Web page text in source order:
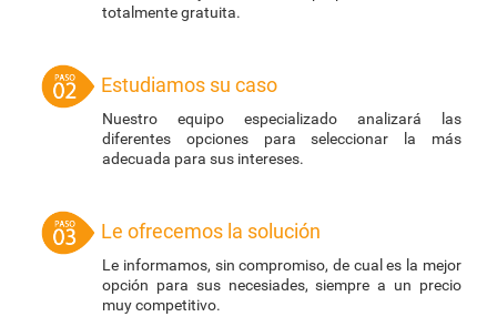
totalmente gratuita.
Estudiamos su caso
Nuestro equipo especializado analizará las
diferentes opciones para seleccionar la más
adecuada para sus intereses.
Le ofrecemos la solución
Le informamos, sin compromiso, de cual es la mejor
opción para sus necesiades, siempre a un precio
muy competitivo.